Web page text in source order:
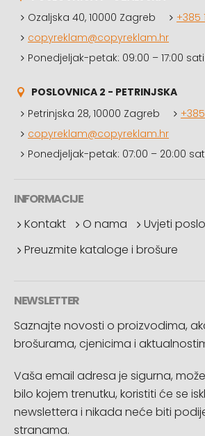
Ozaljska 40, 10000 Zagreb
+385
copyreklam@copyreklam.hr
Ponedjeljak-petak: 09:00 – 17:00 sati
POSLOVNICA 2 - PETRINJSKA
Petrinjska 28, 10000 Zagreb
copyreklam@copyreklam.hr
Ponedjeljak-petak: 07:00 – 20:00
INFORMACIJE
Kontakt
O nama Uvjeti
Preuzmite kataloge i brošure
NEWSLETTER
Saznajte novosti o proizvodima,
brošurama, cjenicima i
Vaša email adresa je sigurna,
bilo kojem trenutku, koristiti će se
newslettera i nikada neće biti
stranama.